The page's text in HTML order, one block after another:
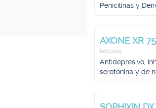
Penicilinas y
AXONE XR
lecturas
Antidepresivo,
serotonina y de